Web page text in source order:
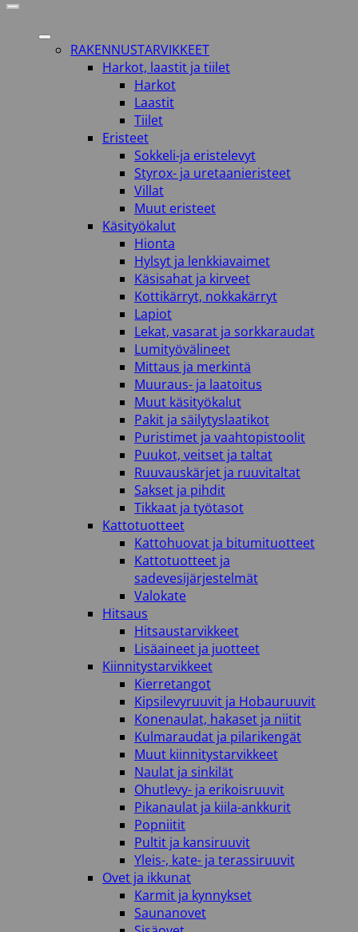
RAKENNUSTARVIKKEET
Harkot, laastit ja tiilet
Harkot
Laastit
Tiilet
Eristeet
Sokkeli-ja eristelevyt
Styrox- ja uretaanieristeet
Villat
Muut eristeet
Käsityökalut
Hionta
Hylsyt ja lenkkiavaimet
Käsisahat ja kirveet
Kottikärryt, nokkakärryt
Lapiot
Lekat, vasarat ja sorkkaraudat
Lumityövälineet
Mittaus ja merkintä
Muuraus- ja laatoitus
Muut käsityökalut
Pakit ja säilytyslaatikot
Puristimet ja vaahtopistoolit
Puukot, veitset ja taltat
Ruuvauskärjet ja ruuvitaltat
Sakset ja pihdit
Tikkaat ja työtasot
Kattotuotteet
Kattohuovat ja bitumituotteet
Kattotuotteet ja
sadevesijärjestelmät
Valokate
Hitsaus
Hitsaustarvikkeet
Lisäaineet ja juotteet
Kiinnitystarvikkeet
Kierretangot
Kipsilevyruuvit ja Hobauruuvit
Konenaulat, hakaset ja niitit
Kulmaraudat ja pilarikengät
Muut kiinnitystarvikkeet
Naulat ja sinkilät
Ohutlevy- ja erikoisruuvit
Pikanaulat ja kiila-ankkurit
Popniitit
Pultit ja kansiruuvit
Yleis-, kate- ja terassiruuvit
Ovet ja ikkunat
Karmit ja kynnykset
Saunanovet